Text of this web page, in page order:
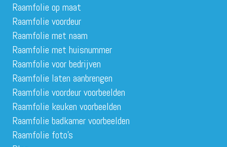
Raamfolie op maat
Raamfolie voordeur
Raamfolie met naam
Raamfolie met huisnummer
Raamfolie voor bedrijven
Raamfolie laten aanbrengen
Raamfolie voordeur voorbeelden
Raamfolie keuken voorbeelden
Raamfolie badkamer voorbeelden
Raamfolie foto’s